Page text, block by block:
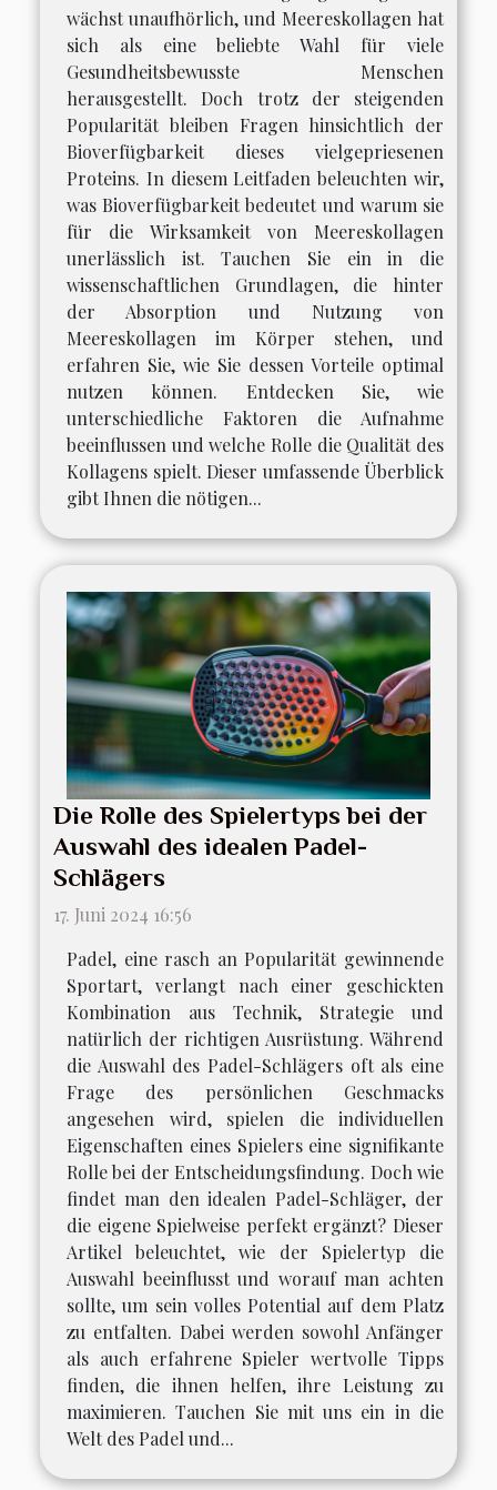
wächst unaufhörlich, und Meereskollagen hat
sich als eine beliebte Wahl für viele
Gesundheitsbewusste Menschen
herausgestellt. Doch trotz der steigenden
Popularität bleiben Fragen hinsichtlich der
Bioverfügbarkeit dieses vielgepriesenen
Proteins. In diesem Leitfaden beleuchten wir,
was Bioverfügbarkeit bedeutet und warum sie
für die Wirksamkeit von Meereskollagen
unerlässlich ist. Tauchen Sie ein in die
wissenschaftlichen Grundlagen, die hinter
der Absorption und Nutzung von
Meereskollagen im Körper stehen, und
erfahren Sie, wie Sie dessen Vorteile optimal
nutzen können. Entdecken Sie, wie
unterschiedliche Faktoren die Aufnahme
beeinflussen und welche Rolle die Qualität des
Kollagens spielt. Dieser umfassende Überblick
gibt Ihnen die nötigen...
Die Rolle des Spielertyps bei der
Auswahl des idealen Padel-
Schlägers
17. Juni 2024 16:56
Padel, eine rasch an Popularität gewinnende
Sportart, verlangt nach einer geschickten
Kombination aus Technik, Strategie und
natürlich der richtigen Ausrüstung. Während
die Auswahl des Padel-Schlägers oft als eine
Frage des persönlichen Geschmacks
angesehen wird, spielen die individuellen
Eigenschaften eines Spielers eine signifikante
Rolle bei der Entscheidungsfindung. Doch wie
findet man den idealen Padel-Schläger, der
die eigene Spielweise perfekt ergänzt? Dieser
Artikel beleuchtet, wie der Spielertyp die
Auswahl beeinflusst und worauf man achten
sollte, um sein volles Potential auf dem Platz
zu entfalten. Dabei werden sowohl Anfänger
als auch erfahrene Spieler wertvolle Tipps
finden, die ihnen helfen, ihre Leistung zu
maximieren. Tauchen Sie mit uns ein in die
Welt des Padel und...